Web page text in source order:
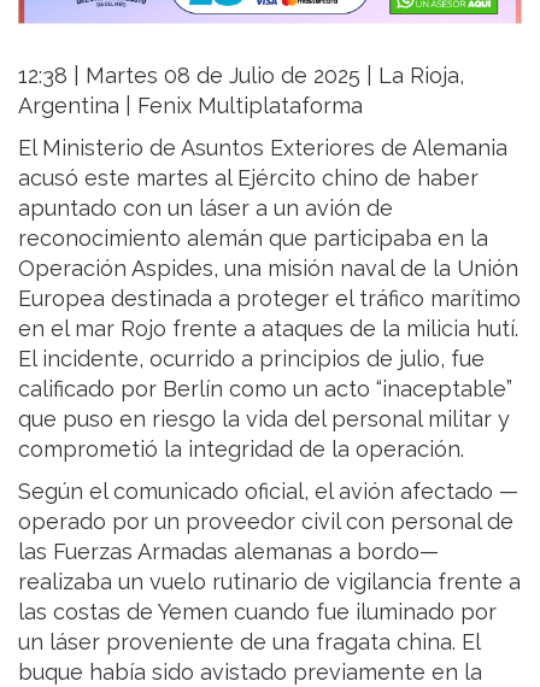
12:38 | Martes 08 de Julio de 2025 | La Rioja,
Argentina | Fenix Multiplataforma
El Ministerio de Asuntos Exteriores de Alemania
acusó este martes al Ejército chino de haber
apuntado con un láser a un avión de
reconocimiento alemán que participaba en la
Operación Aspides, una misión naval de la Unión
Europea destinada a proteger el tráfico marítimo
en el mar Rojo frente a ataques de la milicia hutí.
El incidente, ocurrido a principios de julio, fue
calificado por Berlín como un acto “inaceptable”
que puso en riesgo la vida del personal militar y
comprometió la integridad de la operación.
Según el comunicado oficial, el avión afectado —
operado por un proveedor civil con personal de
las Fuerzas Armadas alemanas a bordo—
realizaba un vuelo rutinario de vigilancia frente a
las costas de Yemen cuando fue iluminado por
un láser proveniente de una fragata china. El
buque había sido avistado previamente en la